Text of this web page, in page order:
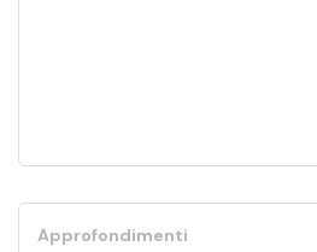
Approfondimenti